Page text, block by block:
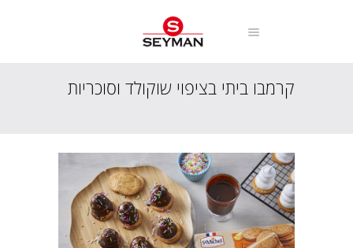
קרמבו ביתי בציפוי שוקולד וסוכריות
קרמבו ביתי בציפוי שוקולד וסוכריות